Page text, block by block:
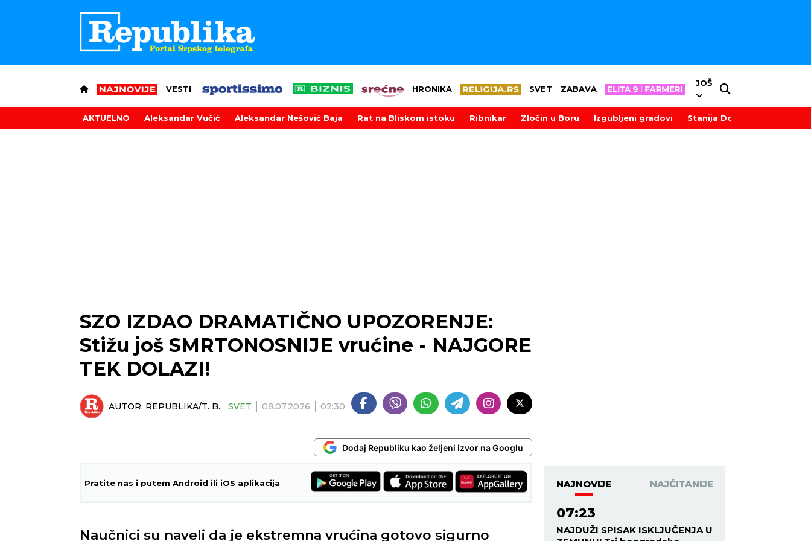
VESTI HRONIKA SVET ZABAVA
JOŠ
AKTUELNO Aleksandar Vučić Aleksandar Nešović Baja Rat na Bliskom istoku Ribnikar Zločin u Boru Izgubljeni gradovi Stanija Dobrojević
SZO IZDAO DRAMATIČNO UPOZORENJE:
Stižu još SMRTONOSNIJE vrućine - NAJGORE
TEK DOLAZI!
AUTOR: REPUBLIKA/T. B. SVET 08.07.2026 02:30
Dodaj Republiku kao željeni izvor na Googlu
Pratite nas i putem Android ili iOS aplikacija
Naučnici su naveli da je ekstremna vrućina gotovo sigurno
NAJNOVIJE NAJČITANIJE
07:23
NAJDUŽI SPISAK ISKLJUČENJA U